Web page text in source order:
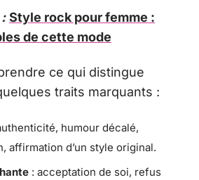
Style rock pour femme :
de cette mode
ce qui distingue
traits marquants :
humour décalé,
affirmation d’un style original.
: acceptation de soi, refus